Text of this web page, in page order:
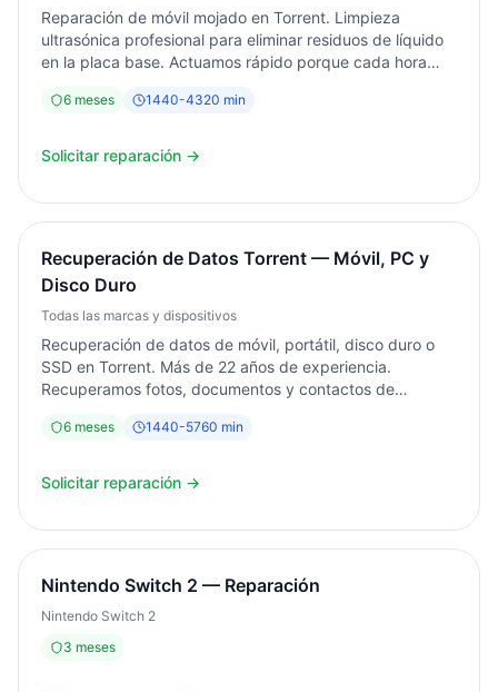
Reparación de móvil mojado en Torrent. Limpieza
ultrasónica profesional para eliminar residuos de líquido
en la placa base. Actuamos rápido porque cada hora
se trae en menos de 24 horas.
6 meses 1440-4320 min
Solicitar reparación →
Recuperación de Datos Torrent — Móvil, PC y
Disco Duro
Todas las marcas y dispositivos
Recuperación de datos de móvil, portátil, disco duro o
SSD en Torrent. Más de 22 años de experiencia.
Recuperamos fotos, documentos y contactos de
Diagnóstico siempre gratuito. Garantía de resultado.
6 meses 1440-5760 min
Solicitar reparación →
Nintendo Switch 2 — Reparación
Nintendo Switch 2
3 meses